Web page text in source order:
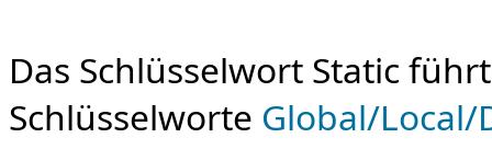
Das Schlüsselwort Static
Schlüsselworte Global/Local/